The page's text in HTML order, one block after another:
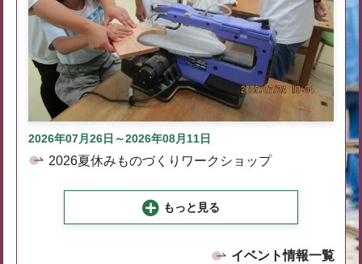
2026年07月26日～2026年08月11日
2026夏休みものづくりワークショップ
もっと見る
イベント情報一覧